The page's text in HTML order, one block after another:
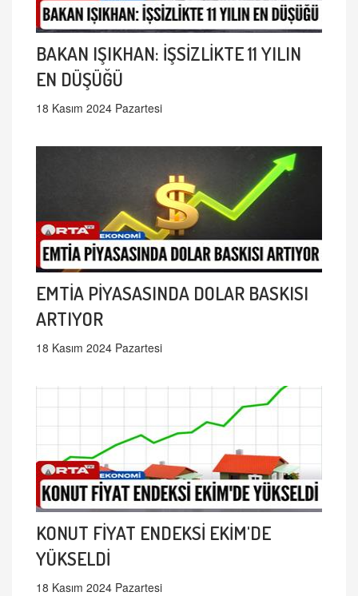
BAKAN IŞIKHAN: İŞSİZLİKTE 11 YILIN
EN DÜŞÜĞÜ
18 Kasım 2024 Pazartesi
EMTİA PİYASASINDA DOLAR BASKISI
ARTIYOR
18 Kasım 2024 Pazartesi
KONUT FİYAT ENDEKSİ EKİM'DE
YÜKSELDİ
18 Kasım 2024 Pazartesi